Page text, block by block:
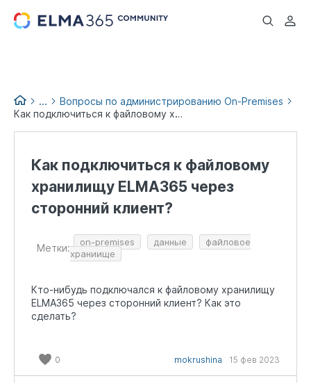
...
...
Вопросы по администрированию On-Premises
Как подключиться к файловому хранилищу ELMA365 через сторонний клиент?
Как подключиться к файловому
хранилищу ELMA365 через
сторонний клиент?
Метки: on-premises данные
файловое
храниище
Кто-нибудь подключался к файловому хранилищу
ELMA365 через сторонний клиент? Как это
сделать?
0 mokrushina 15 фев 2023